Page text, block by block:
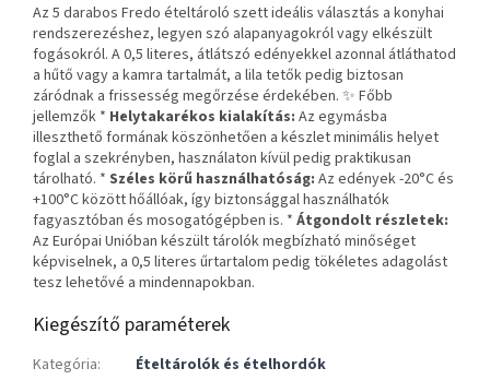
Az 5 darabos Fredo ételtároló szett ideális választás a konyhai
rendszerezéshez, legyen szó alapanyagokról vagy elkészült
fogásokról. A 0,5 literes, átlátszó edényekkel azonnal átláthatod
a hűtő vagy a kamra tartalmát, a lila tetők pedig biztosan
záródnak a frissesség megőrzése érdekében. ✨ Főbb
jellemzők * Helytakarékos kialakítás: Az egymásba
illeszthető formának köszönhetően a készlet minimális helyet
foglal a szekrényben, használaton kívül pedig praktikusan
tárolható. * Széles körű használhatóság: Az edények -20°C és
+100°C között hőállóak, így biztonsággal használhatók
fagyasztóban és mosogatógépben is. * Átgondolt részletek:
Az Európai Unióban készült tárolók megbízható minőséget
képviselnek, a 0,5 literes űrtartalom pedig tökéletes adagolást
tesz lehetővé a mindennapokban.
Kiegészítő paraméterek
Kategória:
Ételtárolók és ételhordók